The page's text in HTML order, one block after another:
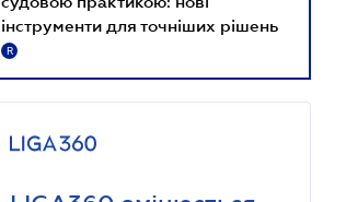
інструменти для точніших рішень
R